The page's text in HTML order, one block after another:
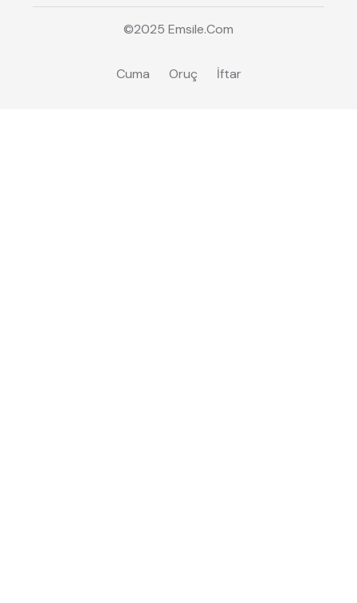
©2025 Emsile.Com
Cuma Oruç İftar